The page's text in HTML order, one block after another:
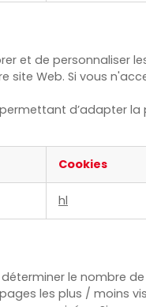
et de personnaliser
site Web. Si vous
d’adapter
Cookies
hl
le nombre
les plus / moins